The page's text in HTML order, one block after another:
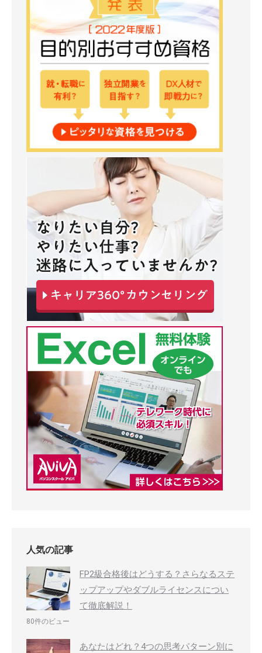
人気の記事
FP2級合格後はどうする？さらなるステ
ップアップやダブルライセンスについ
て徹底解説！
80件のビュー
あなたはどれ？4つの思考パターン別に